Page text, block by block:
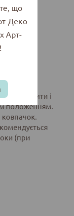
струсити і
положенням.
ковпачок.
(при
що
Деко
Арт-